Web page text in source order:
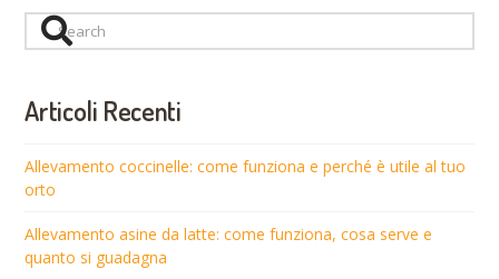
Search
Articoli Recenti
Allevamento coccinelle: come funziona e perché è utile al tuo
orto
Allevamento asine da latte: come funziona, cosa serve e
quanto si guadagna